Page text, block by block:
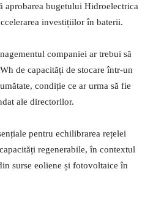
aprobarea bugetului Hidroelectrica
investițiilor în baterii.
companiei ar trebui să
de capacități de stocare într-un
condiție ce ar urma să fie
ale directorilor.
pentru echilibrarea rețelei
regenerabile, în contextul
surse eoliene și fotovoltaice în